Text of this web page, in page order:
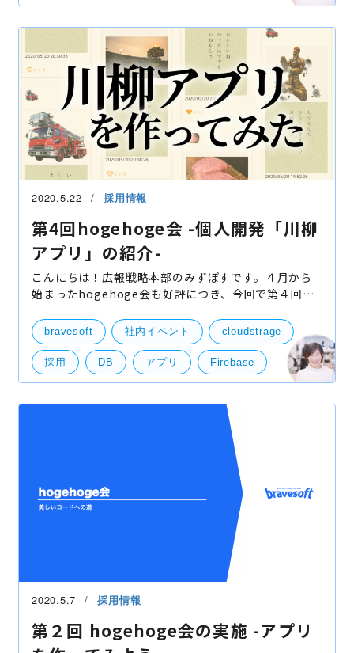
2020.5.22 採用情報
第4回hogehoge会 -個人開発「川柳
アプリ」の紹介-
こんにちは！広報戦略本部のみずぽすです。４月から
始まったhogehoge会も好評につき、今回で第４回目
困ったことの共有＆俺スゲー環境自慢」 第２回は
「hogehoge
bravesoft 社内イベント cloudstrage
採用 DB アプリ Firebase
2020.5.7 採用情報
第２回 hogehoge会の実施 -アプリ